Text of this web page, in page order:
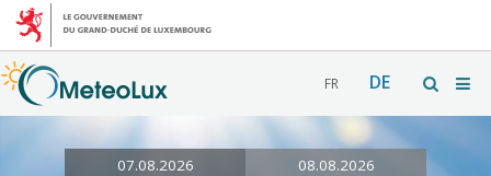
FR DE
07.08.2026 08.08.2026